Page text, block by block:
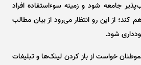
جامعه شود و زمینه سوءاستفاده افراد
از این رو انتظار می‌رود از بیان مطالب
شود.
خواست از باز کردن لینک‌ها و تبلیغات